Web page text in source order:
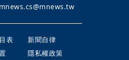
mnews.cs@mnews.tw
表
新聞自律
隱私權政策